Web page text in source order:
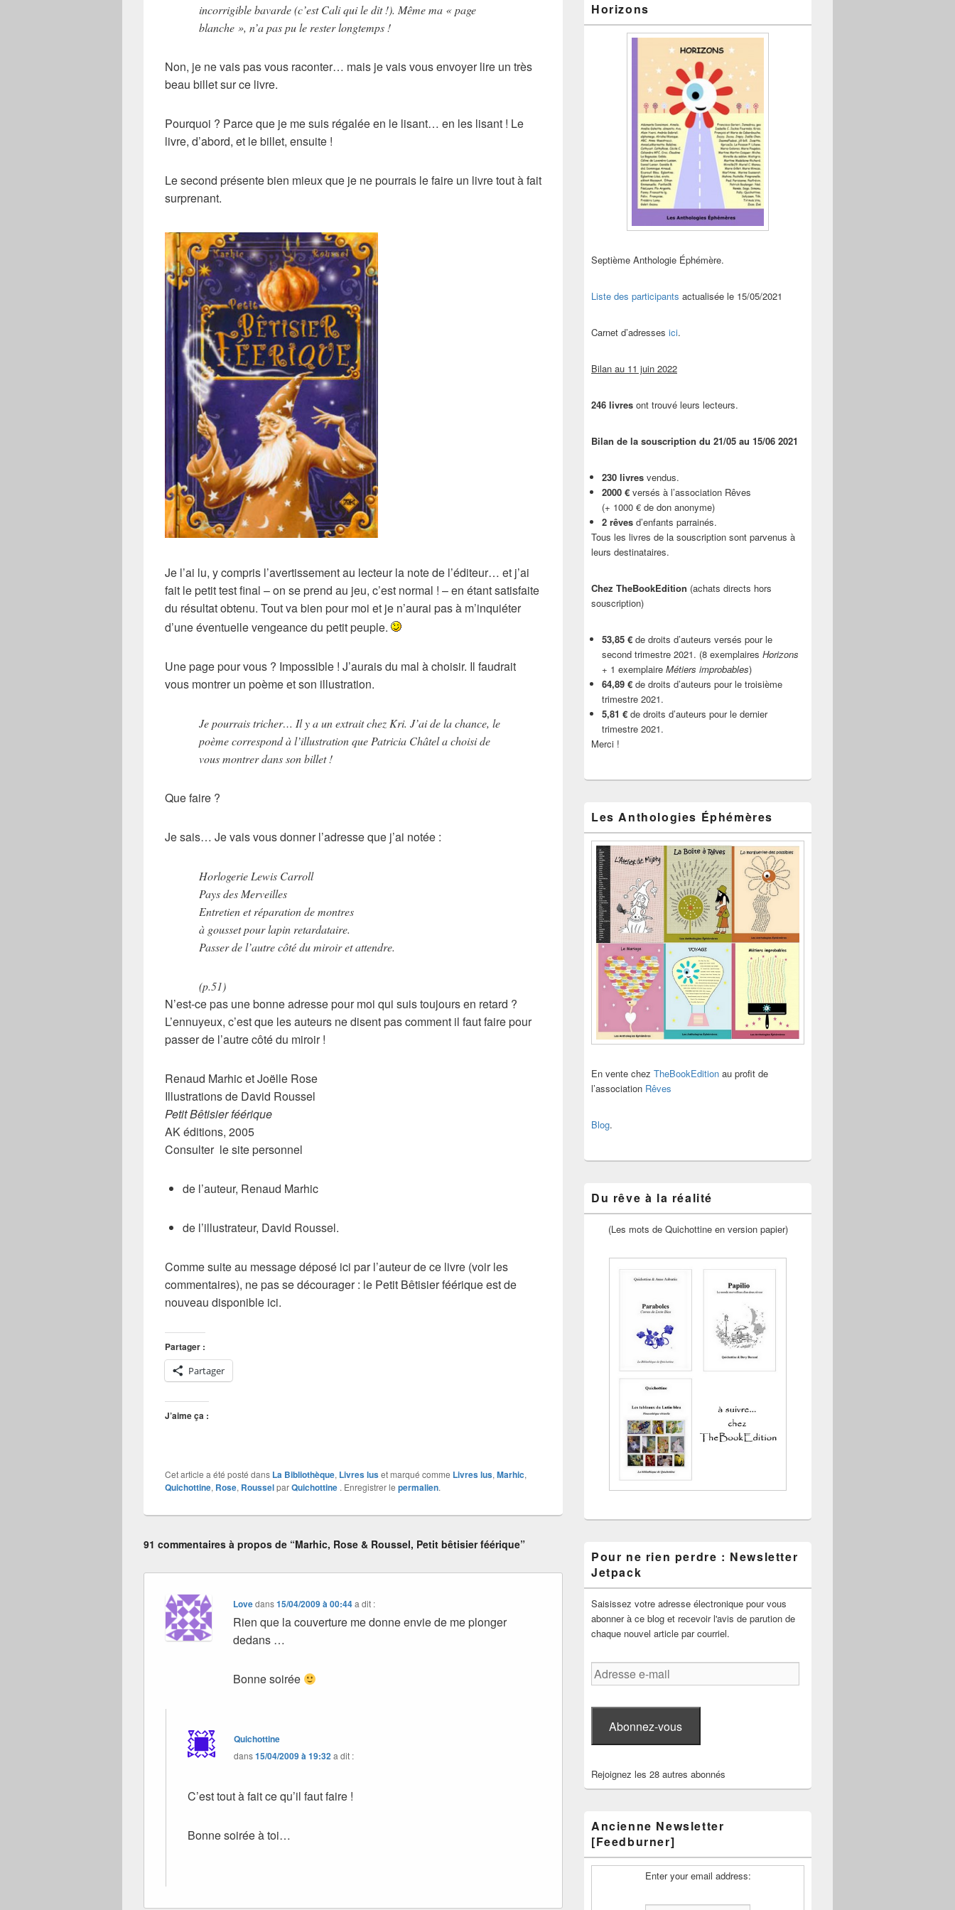
incorrigible bavarde (c’est Cali qui le dit !). Même ma « page
blanche », n’a pas pu le rester longtemps !
Non, je ne vais pas vous raconter… mais je vais vous envoyer lire un très
beau billet sur ce livre.
Pourquoi ? Parce que je me suis régalée en le lisant… en les lisant ! Le
livre, d’abord, et le billet, ensuite !
Le second présente bien mieux que je ne pourrais le faire un livre tout à fait
surprenant.
Je l’ai lu, y compris l’avertissement au lecteurla note de l’éditeur… et j’ai
fait le petit test final – on se prend au jeu, c’est normal ! – en étant satisfaite
du résultat obtenu. Tout va bien pour moi et je n’aurai pas à m’inquiéter
d’une éventuelle vengeance du petit peuple.
Une page pour vous ? Impossible ! J’aurais du mal à choisir. Il faudrait
vous montrer un poème et son illustration.
Je pourrais tricher… Il y a un extrait chezKri. J’ai de la chance, le
poème correspond à l’illustration quePatricia Châtela choisi de
vous montrer dans son billet !
Que faire ?
Je sais… Je vais vous donner l’adresse que j’ai notée :
Horlogerie Lewis Carroll
Pays des Merveilles
Entretien et réparation de montres
à gousset pour lapin retardataire.
Passer de l’autre côté du miroir et attendre.
(p.51)
N’est-ce pas une bonne adresse pour moi qui suis toujours en retard ?
L’ennuyeux, c’est que les auteurs ne disent pas comment il faut faire pour
passer de l’autre côté du miroir !
Renaud Marhic et Joëlle Rose
Illustrations de David Roussel
Petit Bêtisier féérique
AK éditions, 2005
Consulter le site personnel
de l’auteur, Renaud Marhic
de l’illustrateur, David Roussel.
Comme suite au message déposé ici par l’auteur de ce livre (voir les
commentaires), ne pas se décourager : le Petit Bêtisier féériqueest de
nouveau disponible ici.
Partager :
Partager
J’aime ça :
Cet article a été posté dans La Bibliothèque, Livres luset marqué comme Livres lus, Marhic,
Quichottine, Rose, RousselparQuichottine . Enregistrer le permalien.
91 commentaires à propos de “Marhic, Rose & Roussel, Petit bêtisier féérique”
Lovedans15/04/2009 à 00:44a dit :
Rien que la couverture me donne envie de me plonger
dedans …
Bonne soirée
Quichottine
dans15/04/2009 à 19:32a dit :
C’est tout à fait ce qu’il faut faire !
Bonne soirée à toi…
Horizons
Septième Anthologie Éphémère.
Liste des participants actualisée le 15/05/2021
Carnet d’adresses ici.
Bilan au 11 juin 2022
246 livres ont trouvé leurs lecteurs.
Bilan de la souscription du 21/05 au 15/06 2021
230 livres vendus.
2000 € versés à l’association Rêves
(+ 1000 € de don anonyme)
2 rêves d’enfants parrainés.
Tous les livres de la souscription sont parvenus à
leurs destinataires.
Chez TheBookEdition (achats directs hors
souscription)
53,85 € de droits d’auteurs versés pour le
second trimestre 2021. (8 exemplaires Horizons
+ 1 exemplaire Métiers improbables)
64,89 € de droits d’auteurs pour le troisième
trimestre 2021.
5,81 € de droits d’auteurs pour le dernier
trimestre 2021.
Merci !
Les Anthologies Éphémères
En vente chez TheBookEdition au profit de
l’association Rêves
Blog.
Du rêve à la réalité
(Les mots de Quichottine en version papier)
Pour ne rien perdre : Newsletter
Jetpack
Saisissez votre adresse électronique pour vous
abonner à ce blog et recevoir l'avis de parution de
chaque nouvel article par courriel.
Adresse
e-
Abonnez-vous
Rejoignez les 28 autres abonnés
Ancienne Newsletter
[Feedburner]
Enter your email address: